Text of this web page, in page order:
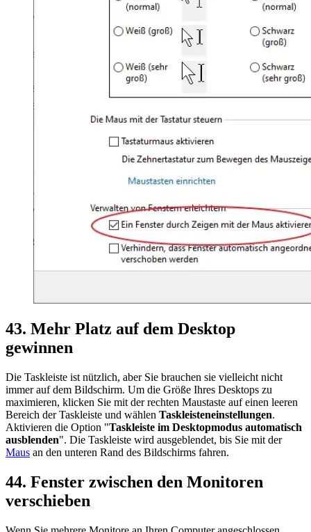
43. Mehr Platz auf dem Desktop
gewinnen
Die Taskleiste ist nützlich, aber Sie brauchen sie vielleicht nicht
immer auf dem Bildschirm. Um die Größe Ihres Desktops zu
maximieren, klicken Sie mit der rechten Maustaste auf einen leeren
Bereich der Taskleiste und wählen Taskleisteneinstellungen.
Aktivieren die Option "Taskleiste im Desktopmodus automatisch
ausblenden". Die Taskleiste wird ausgeblendet, bis Sie mit der
Maus an den unteren Rand des Bildschirms fahren.
44. Fenster zwischen den Monitoren
verschieben